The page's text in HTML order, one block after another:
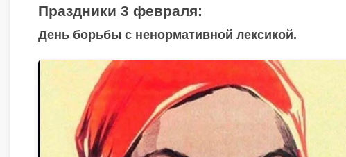
Праздники 3 февраля:
День борьбы с ненормативной лексикой.